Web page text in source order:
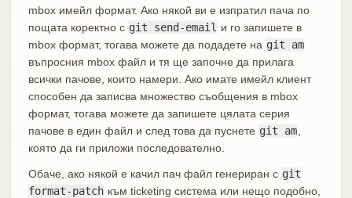
mbox имейл формат. Ако някой ви е изпратил пача по
пощата коректно с git send-email и го запишете в
mbox формат, тогава можете да подадете на git am
въпросния mbox файл и тя ще започне да прилага
всички пачове, които намери. Ако имате имейл клиент
способен да записва множество съобщения в mbox
формат, тогава можете да запишете цялата серия
пачове в един файл и след това да пуснете git am
която да ги приложи последователно.
Обаче, ако някой е качил пач файл генериран с git
format-patch към ticketing система или нещо подобно,